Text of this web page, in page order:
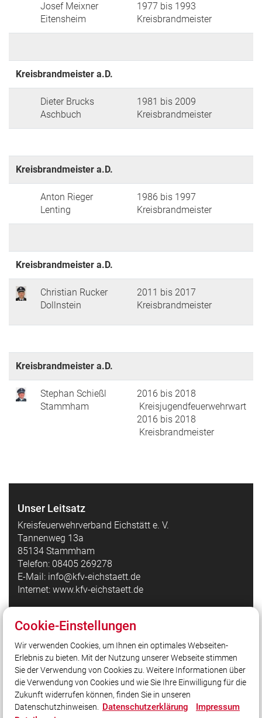
Josef Meixner
Eitensheim
1977 bis 1993
Kreisbrandmeister
Kreisbrandmeister a.D.
Dieter Brucks
Aschbuch
1981 bis 2009
Kreisbrandmeister
Kreisbrandmeister a.D.
Anton Rieger
Lenting
1986 bis 1997
Kreisbrandmeister
Kreisbrandmeister a.D.
Christian Rucker
Dollnstein
2011 bis 2017
Kreisbrandmeister
Kreisbrandmeister a.D.
Stephan Schießl
Stammham
2016 bis 2018
Kreisjugendfeuerwehrwart
2016 bis 2018
Kreisbrandmeister
Unser Leitsatz
Kreisfeuerwehrverband Eichstätt e. V.
Tannenweg 13a
85134 Stammham
Telefon: 08405 269278
E-Mail: info@kfv-eichstaett.de
Internet: www.kfv-eichstaett.de
Quicklinks
Kreisfeuerwehrverband Eichstätt auf Facebook
Bezirksfeuerwehrverband Oberbayern
Landesfeuerwehrverband Bayern
Cookie-Einstellungen
Wir verwenden Cookies, um Ihnen ein optimales Webseiten-
Erlebnis zu bieten. Mit der Nutzung unserer Webseite stimmen
Sie der Verwendung von Cookies zu. Weitere Informationen über
die Verwendung von Cookies und wie Sie Ihre Einwilligung für die
Zukunft widerrufen können, finden Sie in unseren
Datenschutzhinweisen. Datenschutzerklärung
Impressum